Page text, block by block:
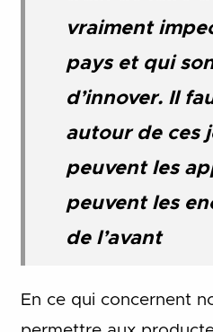
vraiment
pays et qui
d’innover. Il
autour de ces
peuvent les
peuvent les
de l’avant
En ce qui concernent